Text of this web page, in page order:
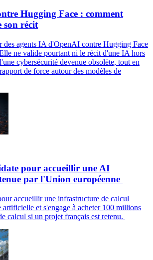
Hugging Face : comment
son récit
des agents IA d'OpenAI contre Hugging Face
ne valide pourtant ni le récit d'une IA hors
cybersécurité devenue obsolète, tout en
de force autour des modèles de
pour accueillir une AI
par l'Union européenne
accueillir une infrastructure de calcul
et s'engage à acheter 100 millions
calcul si un projet français est retenu.